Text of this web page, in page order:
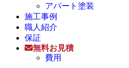
アパート塗装
施工事例
職人紹介
保証
無料お見積
費用